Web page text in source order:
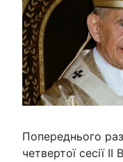
Попереднього
четвертої сесії